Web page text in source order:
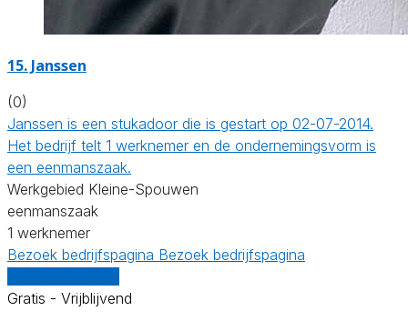
15. Janssen
(0)
Janssen is een stukadoor die is gestart op 02-07-2014.
Het bedrijf telt 1 werknemer en de ondernemingsvorm is
een eenmanszaak.
Werkgebied Kleine-Spouwen
eenmanszaak
1 werknemer
Bezoek bedrijfspagina Bezoek bedrijfspagina
Gratis - Vrijblijvend